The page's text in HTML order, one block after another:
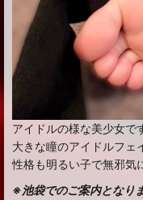
アイドルの様な美少女で
大きな瞳のアイドルフェ
性格も明るい子で無邪気
※池袋でのご案内となり